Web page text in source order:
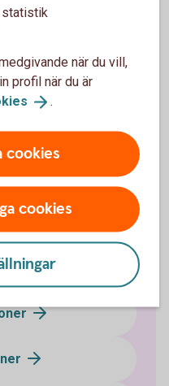
statistik
när du vill,
profil när du är
.
cookies
cookies